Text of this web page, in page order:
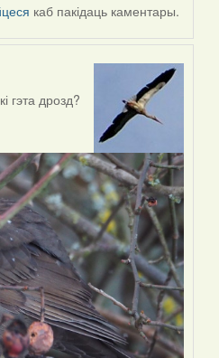
каб пакідаць каментары.
гэта дрозд?